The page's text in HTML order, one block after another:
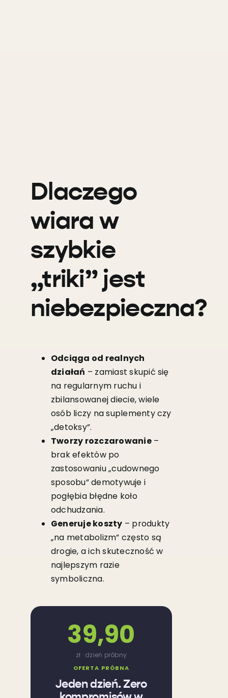
Dlaczego
wiara w
szybkie
„triki” jest
niebezpieczna?
Odciąga od realnych
działań – zamiast skupić się
na regularnym ruchu i
zbilansowanej diecie, wiele
osób liczy na suplementy czy
„detoksy”.
Tworzy rozczarowanie–
brak efektów po
zastosowaniu „cudownego
sposobu” demotywuje i
pogłębia błędne koło
odchudzania.
Generuje koszty – produkty
„na metabolizm” często są
drogie, a ich skuteczność w
najlepszym razie
symboliczna.
OFERTA PRÓBNA
Jeden dzień. Zero
39,90
zł · dzień próbny